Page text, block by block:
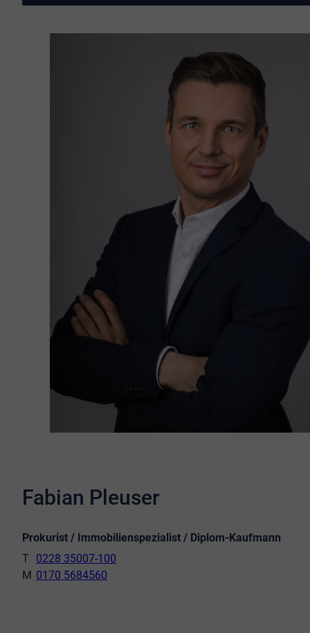
Fabian Pleuser
Prokurist / Immobilienspezialist / Diplom-Kaufmann
0228 35007-100
0170 5684560